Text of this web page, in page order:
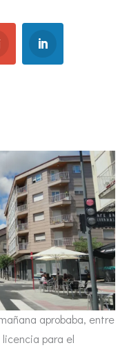
aprobaba, entre
para el